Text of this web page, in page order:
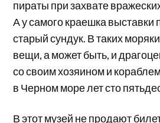
пираты при захвате
А у самого краешка выставки
старый сундук. В таких
вещи, а может быть, и
со своим хозяином и
в Черном море лет сто
В этот музей не продают